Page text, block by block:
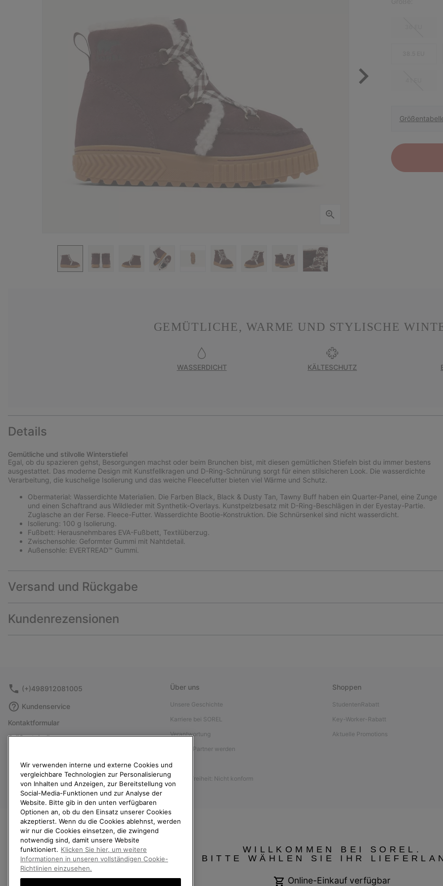
GEMÜTLICHE, WARME UND STYLISCHE
WASSERDICHT KÄLTESCHUTZ
Details
Gemütliche und stilvolle Winterstiefel
Egal, ob du spazieren gehst, Besorgungen machst oder beim Brunchen bist, mit diesen gemütlichen Stiefeln bist du immer bestens
ausgestattet. Das moderne Design mit Kunstfellkragen und D-Ring-Schnürung sorgt für einen stilsicheren Look. Die wasserdichte
Verarbeitung, die kuschelige Isolierung und das weiche Fleecefutter bieten viel Wärme und Schutz.
Obermaterial: Wasserdichte Materialien. Die Farben Black, Black & Dusty Tan, Tawny Buff haben ein Quarter-Panel, eine Zunge
und einen Schaftrand aus Wildleder mit Synthetik-Overlays. Kunstpelzbesatz mit D-Ring-Beschlägen in der Eyestay-Partie.
Zuglasche an der Ferse. Fleece-Futter. Wasserdichte Bootie-Konstruktion. Die Schnürsenkel sind nicht wasserdicht.
Isolierung: 100 g Isolierung.
Fußbett: Herausnehmbares EVA-Fußbett, Textilüberzug.
Zwischensohle: Geformter Gummi mit Nahtdetail.
Außensohle: EVERTREAD™ Gummi.
Versand und Rückgabe
Kundenrezensionen
(+)498912081005
Kundenservice
Kontaktformular
Größentabelle
Rücksendungen
Vom Kaufvertrag zurücktreten
Bestellstatus
Versand
Zahlung
Häufig gestellte Fragen
Über uns
Unsere Geschichte
Karriere bei SOREL
Verantwortung
Affiliate Partner werden
Presse
Barrierefreiheit: Nicht konform
Shoppen
StudentenRabatt
Key-Worker-Rabatt
Aktuelle Promotions
WILLKOMMEN BEI SOREL.
BITTE WÄHLEN SIE IHR
Online-Einkauf verfügbar
Wir verwenden interne und externe Cookies und
vergleichbare Technologien zur Personalisierung
von Inhalten und Anzeigen, zur Bereitstellung von
Social-Media-Funktionen und zur Analyse der
Website. Bitte gib in den unten verfügbaren
Optionen an, ob du den Einsatz unserer Cookies
akzeptierst. Wenn du die Cookies ablehnst, werden
wir nur die Cookies einsetzen, die zwingend
notwendig sind, damit unsere Website
funktioniert. Klicken Sie hier, um weitere
Informationen in unseren vollständigen Cookie-
Richtlinien einzusehen.